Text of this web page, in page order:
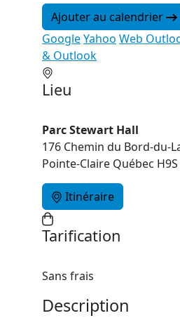
Ajouter au calendrier
GoogleYahoo Web
& Outlook
Lieu
Parc Stewart Hall
176 Chemin du Bord-du-
Pointe-Claire Québec H9S
Itinéraire
Tarification
Sans frais
Description